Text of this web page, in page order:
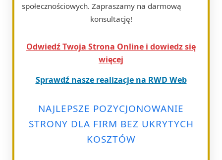
społecznościowych. Zapraszamy na darmową
konsultację!
Odwiedź Twoja Strona Online i dowiedz się
więcej
Sprawdź nasze realizacje na RWD Web
NAJLEPSZE POZYCJONOWANIE
STRONY DLA FIRM BEZ UKRYTYCH
KOSZTÓW